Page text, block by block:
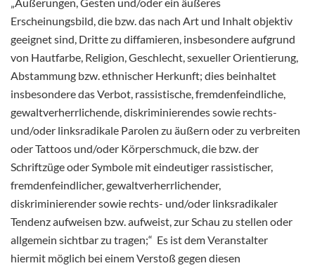
Erscheinungsbild, die bzw. das nach Art und Inhalt objektiv
geeignet sind, Dritte zu diffamieren, insbesondere aufgrund
von Hautfarbe, Religion, Geschlecht, sexueller Orientierung,
Abstammung bzw. ethnischer Herkunft; dies beinhaltet
insbesondere das Verbot, rassistische, fremdenfeindliche,
gewaltverherrlichende, diskriminierendes sowie rechts-
und/oder linksradikale Parolen zu äußern oder zu verbreiten
oder Tattoos und/oder Körperschmuck, die bzw. der
Schriftzüge oder Symbole mit eindeutiger rassistischer,
fremdenfeindlicher, gewaltverherrlichender,
diskriminierender sowie rechts- und/oder linksradikaler
Tendenz aufweisen bzw. aufweist, zur Schau zu stellen oder
allgemein sichtbar zu tragen;“ Es ist dem Veranstalter
hiermit möglich bei einem Verstoß gegen diesen